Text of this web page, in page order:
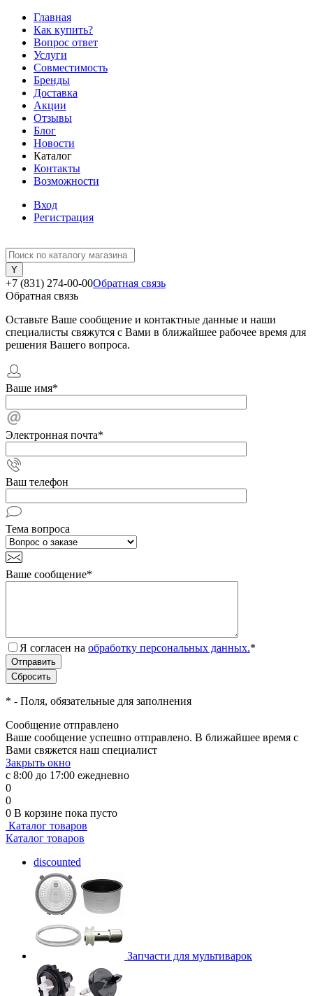
Главная
Как купить?
Вопрос ответ
Услуги
Совместимость
Бренды
Доставка
Акции
Отзывы
Блог
Новости
Каталог
Контакты
Возможности
Вход
Регистрация
+7 (831) 274-00-00Обратная связь
Обратная связь
Оставьте Ваше сообщение и контактные данные и наши
специалисты свяжутся с Вами в ближайшее рабочее время для
решения Вашего вопроса.
Ваше имя*
Электронная почта*
Ваш телефон
Тема вопроса
Ваше сообщение*
Я согласен на обработку персональных данных.*
* - Поля, обязательные для заполнения
Сообщение отправлено
Ваше сообщение успешно отправлено. В ближайшее время с
Вами свяжется наш специалист
Закрыть окно
с 8:00 до 17:00 ежедневно
0
0
0 В корзине пока пусто
Каталог товаров
Каталог товаров
discounted
Запчасти для мультиварок